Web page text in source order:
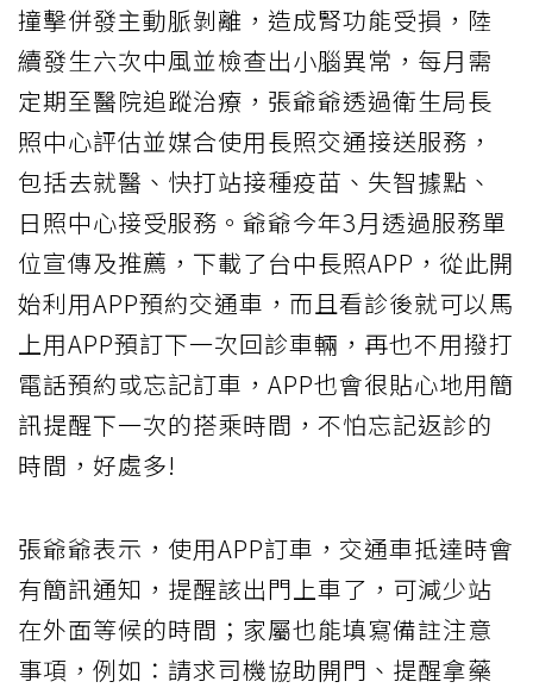
撞擊併發主動脈剝離，造成腎功能受損，陸
續發生六次中風並檢查出小腦異常，每月需
定期至醫院追蹤治療，張爺爺透過衛生局長
照中心評估並媒合使用長照交通接送服務，
包括去就醫、快打站接種疫苗、失智據點、
日照中心接受服務。爺爺今年3月透過服務單
位宣傳及推薦，下載了台中長照APP，從此開
始利用APP預約交通車，而且看診後就可以馬
上用APP預訂下一次回診車輛，再也不用撥打
電話預約或忘記訂車，APP也會很貼心地用簡
訊提醒下一次的搭乘時間，不怕忘記返診的
時間，好處多!
張爺爺表示，使用APP訂車，交通車抵達時會
有簡訊通知，提醒該出門上車了，可減少站
在外面等候的時間；家屬也能填寫備註注意
事項，例如：請求司機協助開門、提醒拿藥